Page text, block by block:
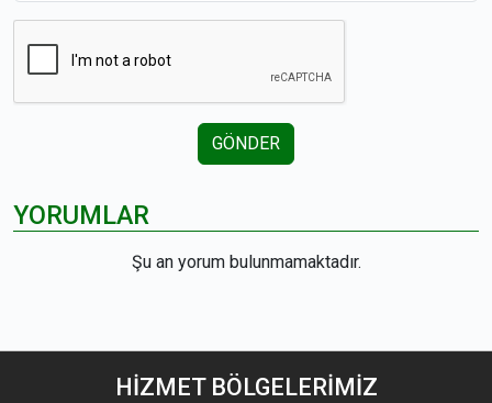
GÖNDER
YORUMLAR
Şu an yorum bulunmamaktadır.
HİZMET BÖLGELERİMİZ